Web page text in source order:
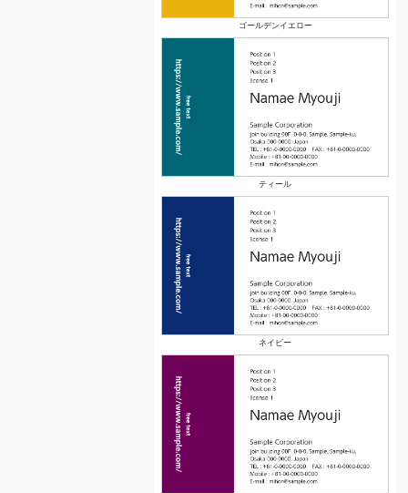
ゴールデンイエロー
ティール
ネイビー